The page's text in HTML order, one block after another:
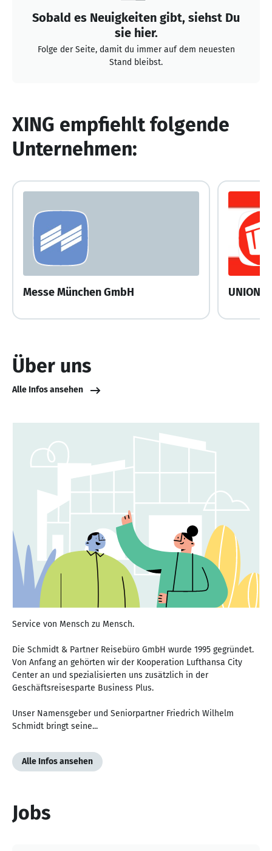
Sobald es Neuigkeiten gibt, siehst Du
sie hier.
Folge der Seite, damit du immer auf dem neuesten
Stand bleibst.
XING empfiehlt folgende
Unternehmen:
Messe München GmbH
Über uns
Alle Infos ansehen
Service von Mensch zu Mensch.
Die Schmidt & Partner Reisebüro GmbH wurde 1995 gegründet.
Von Anfang an gehörten wir der Kooperation Lufthansa City
Center an und spezialisierten uns zusätzlich in der
Geschäftsreisesparte Business Plus.
Unser Namensgeber und Seniorpartner Friedrich Wilhelm
Schmidt bringt seine...
Alle Infos ansehen
Jobs